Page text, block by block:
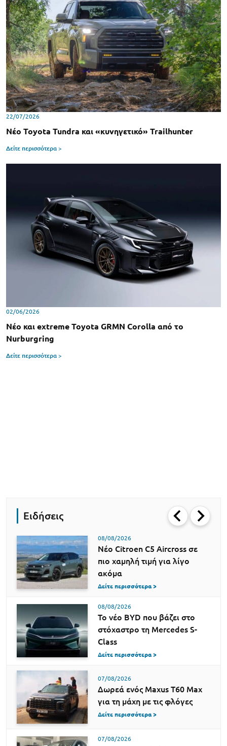
22/07/2026
Νέο Toyota Tundra και «κυνηγετικό» Trailhunter
Δείτε περισσότερα >
02/06/2026
Νέo και extreme Toyota GRMN Corolla από το
Nurburgring
Δείτε περισσότερα >
Ειδήσεις
08/08/2026
Νέο Citroen C5 Aircross σε
πιο χαμηλή τιμή για λίγο
ακόμα
Δείτε περισσότερα >
08/08/2026
Το νέο BYD που βάζει στο
στόχαστρο τη Mercedes S-
Class
Δείτε περισσότερα >
07/08/2026
Δωρεά ενός Maxus T60 Max
για τη μάχη με τις φλόγες
Δείτε περισσότερα >
07/08/2026